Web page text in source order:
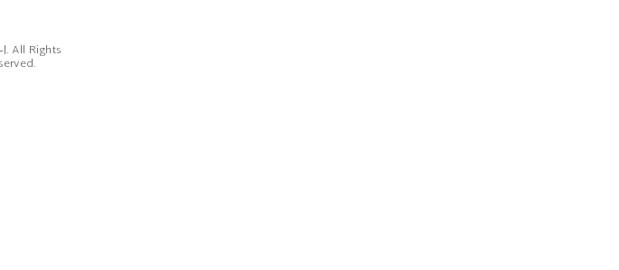
. All Rights